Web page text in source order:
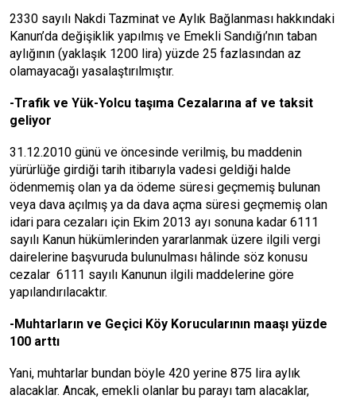
2330 sayılı Nakdi Tazminat ve Aylık Bağlanması hakkındaki
Kanun’da değişiklik yapılmış ve Emekli Sandığı’nın taban
aylığının (yaklaşık 1200 lira) yüzde 25 fazlasından az
olamayacağı yasalaştırılmıştır.
-Trafik ve Yük-Yolcu taşıma Cezalarına af ve taksit
geliyor
31.12.2010 günü ve öncesinde verilmiş, bu maddenin
yürürlüğe girdiği tarih itibarıyla vadesi geldiği halde
ödenmemiş olan ya da ödeme süresi geçmemiş bulunan
veya dava açılmış ya da dava açma süresi geçmemiş olan
idari para cezaları için Ekim 2013 ayı sonuna kadar 6111
sayılı Kanun hükümlerinden yararlanmak üzere ilgili vergi
dairelerine başvuruda bulunulması hâlinde söz konusu
cezalar 6111 sayılı Kanunun ilgili maddelerine göre
yapılandırılacaktır.
-Muhtarların ve Geçici Köy Korucularının maaşı yüzde
100 arttı
Yani, muhtarlar bundan böyle 420 yerine 875 lira aylık
alacaklar. Ancak, emekli olanlar bu parayı tam alacaklar,